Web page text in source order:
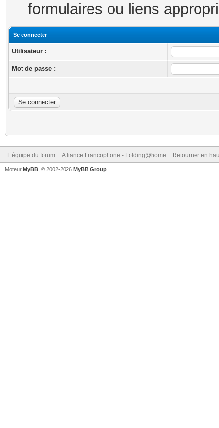
formulaires ou liens
Se connecter
Utilisateur :
Mot de passe :
L’équipe du forum Alliance Francophone - Folding@home Retourner en
Moteur MyBB , © 2002-2026 MyBB Group